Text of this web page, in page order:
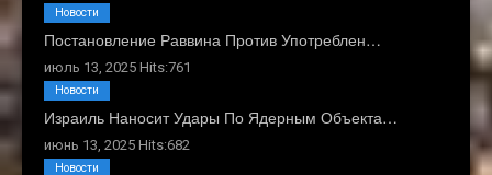
Постановление Раввина Против Употреблен…
июль 13, 2025 Hits:761
Новости
Израиль Наносит Удары По Ядерным Объекта…
июнь 13, 2025 Hits:682
Новости
Новости